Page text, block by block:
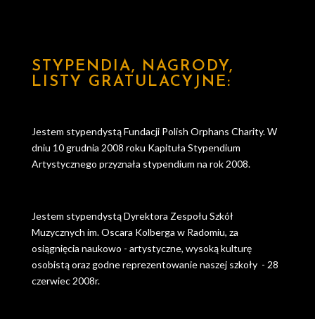
STYPENDIA, NAGRODY,
LISTY GRATULACYJNE:
Jestem stypendystą Fundacji Polish Orphans Charity. W
dniu 10 grudnia 2008 roku Kapituła Stypendium
Artystycznego przyznała stypendium na rok 2008.
Jestem stypendystą Dyrektora Zespołu Szkół
Muzycznych im. Oscara Kolberga w Radomiu, za
osiągnięcia naukowo - artystyczne, wysoką kulturę
osobistą oraz godne reprezentowanie naszej szkoły - 28
czerwiec 2008r.